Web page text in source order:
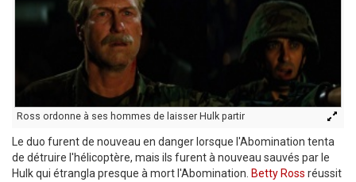
Ross ordonne à ses hommes de laisser Hulk partir
Le duo furent de nouveau en danger lorsque l'Abomination tenta
de détruire l'hélicoptère, mais ils furent à nouveau sauvés par le
Hulk qui étrangla presque à mort l'Abomination. Betty Ross réussit